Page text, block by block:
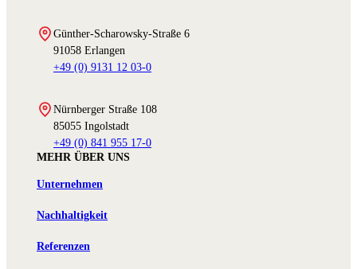
Günther-Scharowsky-Straße 6
91058 Erlangen
+49 (0) 9131 12 03-0
Nürnberger Straße 108
85055 Ingolstadt
+49 (0) 841 955 17-0
MEHR ÜBER UNS
Unternehmen
Nachhaltigkeit
Referenzen